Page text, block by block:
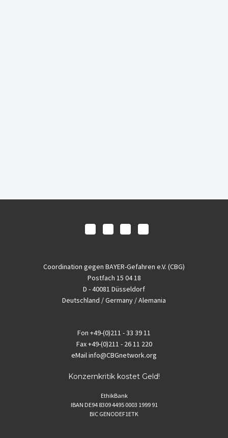
Coordination gegen BAYER-Gefahren e.V. (CBG)
Postfach 15 04 18
D - 40081 Düsseldorf
Deutschland / Germany / Alemania
Fon +49-(0)211 - 33 39 11
Fax+49-(0)211 - 26 11 220
eMailinfo@CBGnetwork.org
Konzernkritik kostet Geld!
EthikBank
IBAN DE94 8309 4495 0003 1999 91
BIC GENODEF1ETK